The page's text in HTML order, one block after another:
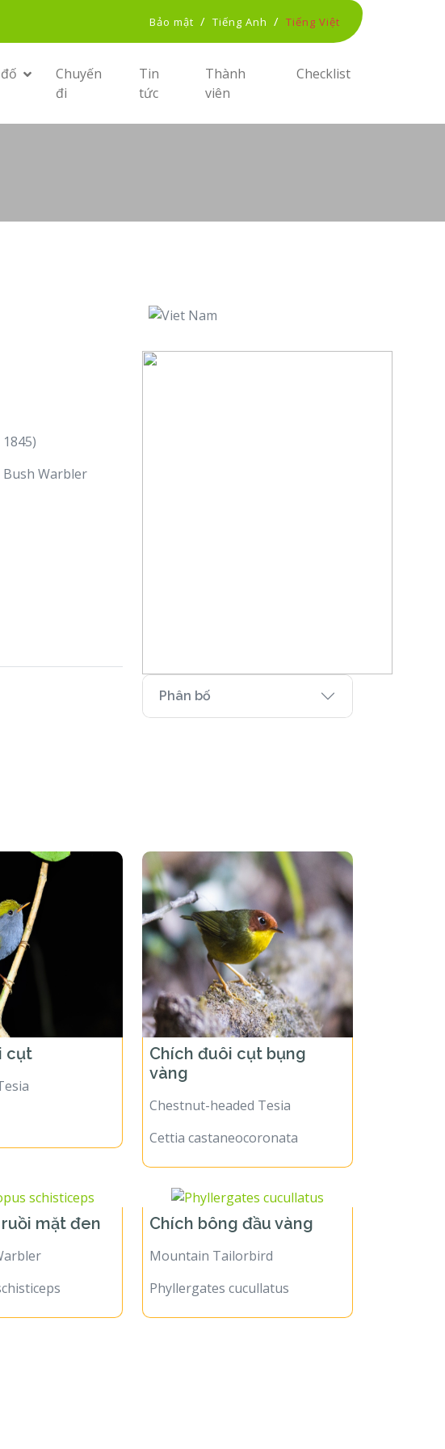
Bảo mật / Tiếng Anh / Tiếng Việt
Chuyến
đi
Tin
tức
Thành
viên
Checklist
Warbler
Phân bố
cụt
Chích đuôi cụt bụng
vàng
Chestnut-headed Tesia
Cettia castaneocoronata
mặt đen Chích bông đầu vàng
Mountain Tailorbird
Phyllergates cucullatus